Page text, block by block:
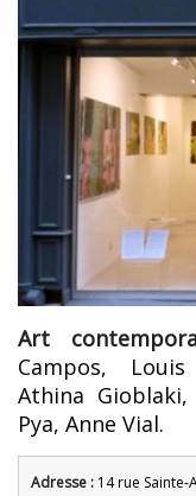
Art
Campos,
Athina
Pya, Anne Vial.
Adresse : 14 rue Sainte-